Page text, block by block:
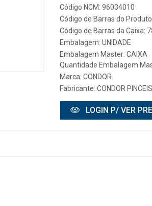
Código NCM: 96034010
Código de Barras do
Código de Barras da Caixa:
Embalagem: UNIDADE
Embalagem Master: CAIXA
Quantidade Embalagem
Marca: CONDOR
Fabricante: CONDOR
LOGIN P/ VER